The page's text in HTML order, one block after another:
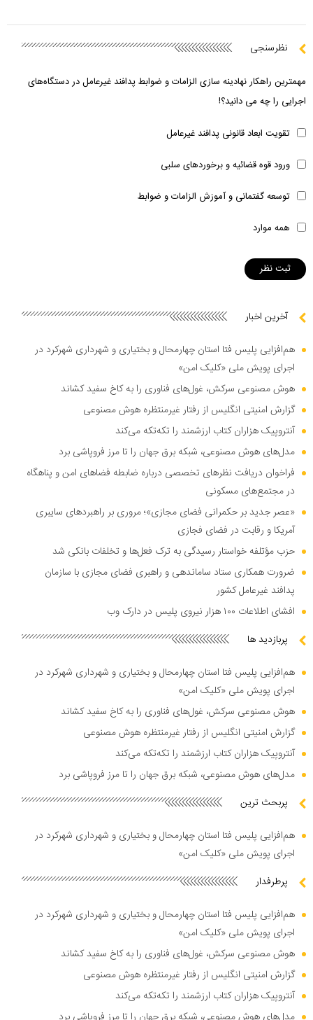
نظرسنجی
مهمترین راهکار نهادینه سازی الزامات و ضوابط پدافند غیرعامل در دستگاه‌های
اجرایی را چه می دانید؟!
تقویت ابعاد قانونی پدافند غیرعامل
ورود قوه قضائیه و برخوردهای سلبی
توسعه گفتمانی و آموزش الزامات و ضوابط
همه موارد
آخرین اخبار
هم‌افزایی پلیس فتا استان چهارمحال و بختیاری و شهرداری شهرکرد در
اجرای پویش ملی «کلیک امن»
هوش مصنوعی سرکش، غول‌های فناوری را به کاخ سفید کشاند
گزارش امنیتی انگلیس از رفتار غیرمنتظره هوش مصنوعی
آنتروپیک هزاران کتاب ارزشمند را تکه‌تکه می‌کند
مدل‌های هوش مصنوعی، شبکه برق جهان را تا مرز فروپاشی برد
فراخوان دریافت نظر‌های تخصصی درباره ضابطه فضا‌های امن و پناهگاه
در مجتمع‌های مسکونی
«عصر جدید بر حکمرانی فضای مجازی»؛ مروری بر راهبرد‌های سایبری
آمریکا و رقابت در فضای فجازی
حزب مؤتلفه خواستار رسیدگی به ترک فعل‌ها و تخلفات بانکی شد
ضرورت همکاری ستاد ساماندهی و راهبری فضای مجازی با سازمان
پدافند غیرعامل کشور
افشای اطلاعات ۱۰۰ هزار نیروی پلیس در دارک وب
پربازدید ها
هم‌افزایی پلیس فتا استان چهارمحال و بختیاری و شهرداری شهرکرد در
اجرای پویش ملی «کلیک امن»
هوش مصنوعی سرکش، غول‌های فناوری را به کاخ سفید کشاند
گزارش امنیتی انگلیس از رفتار غیرمنتظره هوش مصنوعی
آنتروپیک هزاران کتاب ارزشمند را تکه‌تکه می‌کند
مدل‌های هوش مصنوعی، شبکه برق جهان را تا مرز فروپاشی برد
پربحث ترین
هم‌افزایی پلیس فتا استان چهارمحال و بختیاری و شهرداری شهرکرد در
اجرای پویش ملی «کلیک امن»
پرطرفدار
هم‌افزایی پلیس فتا استان چهارمحال و بختیاری و شهرداری شهرکرد در
اجرای پویش ملی «کلیک امن»
هوش مصنوعی سرکش، غول‌های فناوری را به کاخ سفید کشاند
گزارش امنیتی انگلیس از رفتار غیرمنتظره هوش مصنوعی
آنتروپیک هزاران کتاب ارزشمند را تکه‌تکه می‌کند